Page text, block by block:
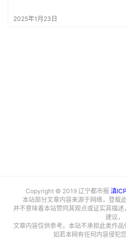
2025年1月23日
Copyright © 2019 辽宁都市报 滇
本站部分文章内容来源于网络，登载
并不意味着本站赞同其观点或证实其描
建议，
文章内容仅供参考。本站不承担此类作品
如若本网有任何内容侵犯